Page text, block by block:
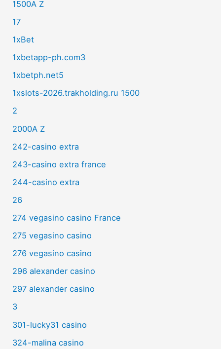
1500A Z
17
1xBet
1xbetapp-ph.com3
1xbetph.net5
1xslots-2026.trakholding.ru 1500
2
2000A Z
242-casino extra
243-casino extra france
244-casino extra
26
274 vegasino casino France
275 vegasino casino
276 vegasino casino
296 alexander casino
297 alexander casino
3
301-lucky31 casino
324-malina casino